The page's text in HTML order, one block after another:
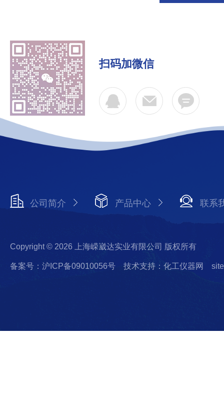
扫码加微信
公司简介 产品中心 联系
Copyright © 2026 上海嵘崴达实业有限公司 版权所有
备案号：沪ICP备09010056号 技术支持：化工仪器网